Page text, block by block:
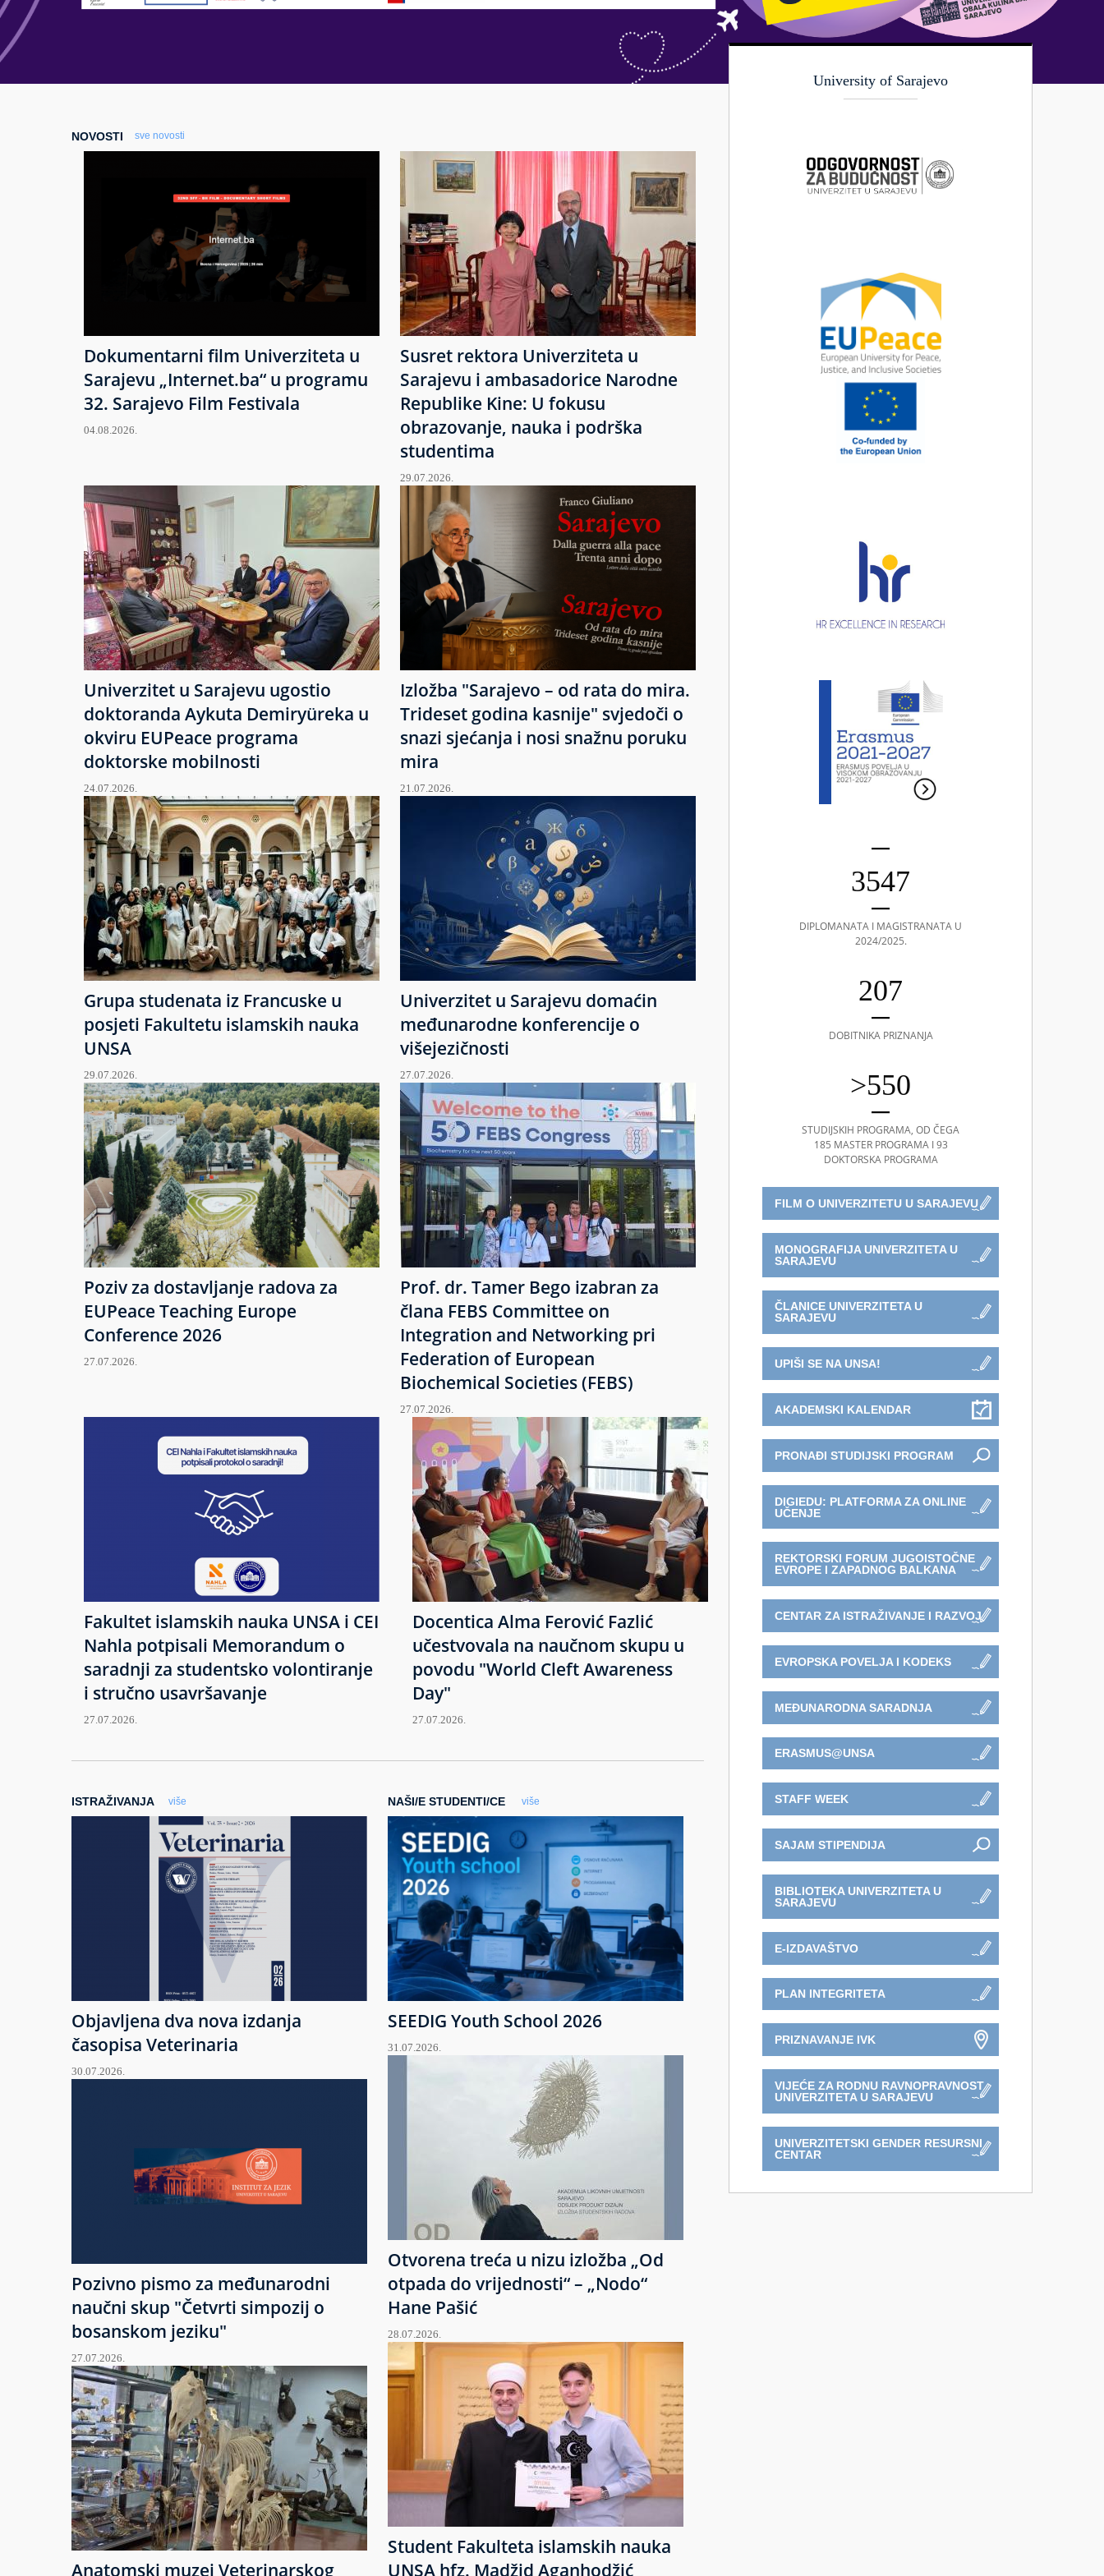
NOVOSTI sve novosti
Dokumentarni film Univerziteta u
Sarajevu „Internet.ba“ u programu
32. Sarajevo Film Festivala
04.08.2026.
Susret rektora Univerziteta u
Sarajevu i ambasadorice Narodne
Republike Kine: U fokusu
obrazovanje, nauka i podrška
studentima
29.07.2026.
Univerzitet u Sarajevu ugostio
doktoranda Aykuta Demiryüreka u
okviru EUPeace programa
doktorske mobilnosti
24.07.2026.
Izložba "Sarajevo – od rata do mira.
Trideset godina kasnije" svjedoči o
snazi sjećanja i nosi snažnu poruku
mira
21.07.2026.
Grupa studenata iz Francuske u
posjeti Fakultetu islamskih nauka
UNSA
29.07.2026.
Univerzitet u Sarajevu domaćin
međunarodne konferencije o
višejezičnosti
27.07.2026.
Poziv za dostavljanje radova za
EUPeace Teaching Europe
Conference 2026
27.07.2026.
Prof. dr. Tamer Bego izabran za
člana FEBS Committee on
Integration and Networking pri
Federation of European
Biochemical Societies (FEBS)
27.07.2026.
Fakultet islamskih nauka UNSA i CEI
Nahla potpisali Memorandum o
saradnji za studentsko volontiranje
i stručno usavršavanje
27.07.2026.
Docentica Alma Ferović Fazlić
učestvovala na naučnom skupu u
povodu "World Cleft Awareness
Day"
27.07.2026.
ISTRAŽIVANJA više
Objavljena dva nova izdanja
časopisa Veterinaria
30.07.2026.
Pozivno pismo za međunarodni
naučni skup "Četvrti simpozij o
bosanskom jeziku"
27.07.2026.
Anatomski muzej Veterinarskog
NAŠI/E STUDENTI/CE više
SEEDIG Youth School 2026
31.07.2026.
Otvorena treća u nizu izložba „Od
otpada do vrijednosti“ – „Nodo“
Hane Pašić
28.07.2026.
Student Fakulteta islamskih nauka
UNSA hfz. Madžid Aganhodžić
University of Sarajevo
3547
DIPLOMANATA I MAGISTRANATA U
2024/2025.
207
DOBITNIKA PRIZNANJA
>550
STUDIJSKIH PROGRAMA, OD ČEGA
185 MASTER PROGRAMA I 93
DOKTORSKA PROGRAMA
FILM O UNIVERZITETU U SARAJEVU
MONOGRAFIJA UNIVERZITETA U
SARAJEVU
ČLANICE UNIVERZITETA U
SARAJEVU
UPIŠI SE NA UNSA!
AKADEMSKI KALENDAR
PRONAĐI STUDIJSKI PROGRAM
DIGIEDU: PLATFORMA ZA ONLINE
UČENJE
REKTORSKI FORUM JUGOISTOČNE
EVROPE I ZAPADNOG BALKANA
CENTAR ZA ISTRAŽIVANJE I RAZVOJ
EVROPSKA POVELJA I KODEKS
MEĐUNARODNA SARADNJA
ERASMUS@UNSA
STAFF WEEK
SAJAM STIPENDIJA
BIBLIOTEKA UNIVERZITETA U
SARAJEVU
E-IZDAVAŠTVO
PLAN INTEGRITETA
PRIZNAVANJE IVK
VIJEĆE ZA RODNU RAVNOPRAVNOST
UNIVERZITETA U SARAJEVU
UNIVERZITETSKI GENDER RESURSNI
CENTAR